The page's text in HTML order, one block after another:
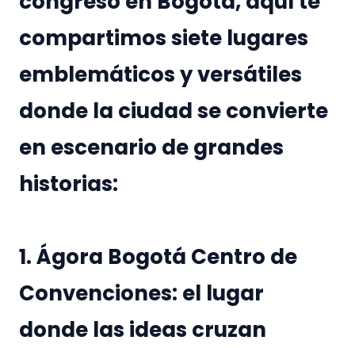
compartimos siete lugares
emblemáticos y versátiles
donde la ciudad se convierte
en escenario de grandes
historias:
1. Ágora Bogotá Centro de
Convenciones: el lugar
donde las ideas cruzan